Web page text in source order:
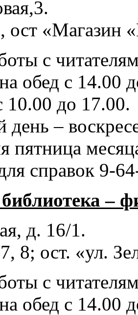
ост «Магазин
с
обед с 14.00
10.00 до 17.00.
–
пятница
справок 9-
библиотека –
д. 16/1.
8; ост. «ул.
с
обед с 14.00